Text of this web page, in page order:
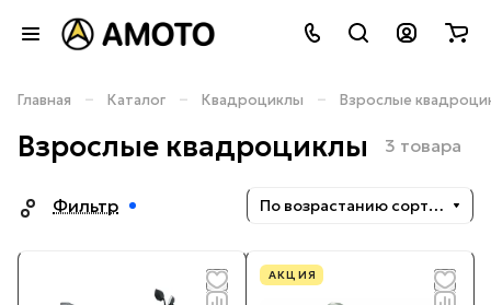
Главная – Каталог – Квадроциклы – Взрослые
Взрослые квадроциклы 3 товара
Фильтр По возрастанию сортировки
АКЦИЯ